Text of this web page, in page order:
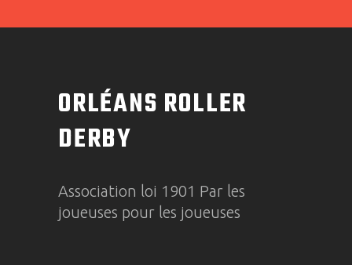
ORLÉANS ROLLER
DERBY
Association loi 1901 Par les
joueuses pour les joueuses